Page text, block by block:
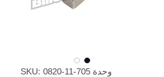
وحدة SKU: 0820-11-705